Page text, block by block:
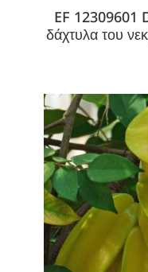
EF 12309601
δάχτυλα του